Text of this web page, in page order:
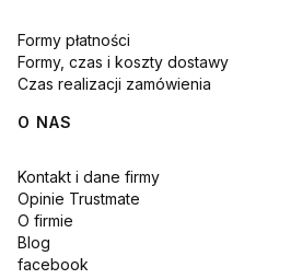
Formy płatności
Formy, czas i koszty dostawy
Czas realizacji zamówienia
O NAS
Kontakt i dane firmy
Opinie Trustmate
O firmie
Blog
facebook